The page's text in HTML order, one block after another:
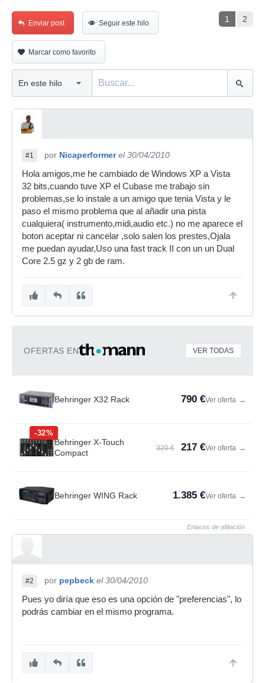
1 2
Enviar post Seguir este hilo
Marcar como favorito
#1 por Nicaperformer el 30/04/2010
Hola amigos,me he cambiado de Windows XP a Vista
32 bits,cuando tuve XP el Cubase me trabajo sin
problemas,se lo instale a un amigo que tenia Vista y le
paso el mismo problema que al añadir una pista
cualquiera( instrumento,midi,audio etc.) no me aparece el
boton aceptar ni cancelar ,solo salen los prestes,Ojala
me puedan ayudar,Uso una fast track II con un un Dual
Core 2.5 gz y 2 gb de ram.
OFERTAS EN VER TODAS
Behringer X32 Rack 790 €Ver oferta →
-32%
Behringer X-Touch
Compact
320 € 217 €Ver oferta →
Behringer WING Rack 1.385 €Ver oferta →
Enlaces de afiliación
#2 por pepbeck el 30/04/2010
Pues yo diría que eso es una opción de "preferencias", lo
podrás cambiar en el mismo programa.